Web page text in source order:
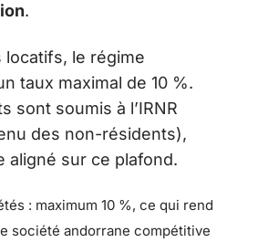
.
locatifs, le régime
taux maximal de 10 %.
sont soumis à l’IRNR
des non-résidents),
aligné sur ce plafond.
: maximum 10 %, ce qui rend
société andorrane compétitive